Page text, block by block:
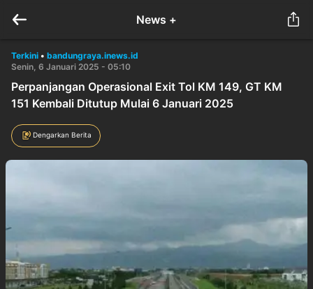
News +
Terkini • bandungraya.inews.id
Senin, 6 Januari 2025 - 05:10
Perpanjangan Operasional Exit Tol KM 149, GT KM
151 Kembali Ditutup Mulai 6 Januari 2025
Dengarkan Berita